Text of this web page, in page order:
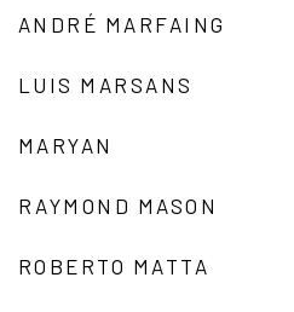
ANDRÉ MARFAING
LUIS MARSANS
MARYAN
RAYMOND MASON
ROBERTO MATTA